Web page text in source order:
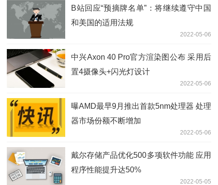
B站回应“预摘牌名单”：将继续遵守中国
和美国的适用法规
2022-05-06
中兴Axon 40 Pro官方渲染图公布 采用后
置4摄像头+闪光灯设计
2022-05-06
曝AMD最早9月推出首款5nm处理器 处理
器市场份额不断增加
2022-05-06
戴尔存储产品优化500多项软件功能 应用
程序性能提升达50%
2022-05-05